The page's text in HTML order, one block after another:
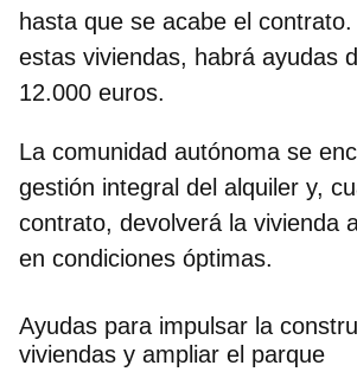
hasta que se acabe el
estas viviendas, habrá ayudas
12.000 euros.
La comunidad autónoma se
gestión integral del alquiler y,
contrato, devolverá la vivienda
en condiciones óptimas.
Ayudas para impulsar la
viviendas y ampliar el parque